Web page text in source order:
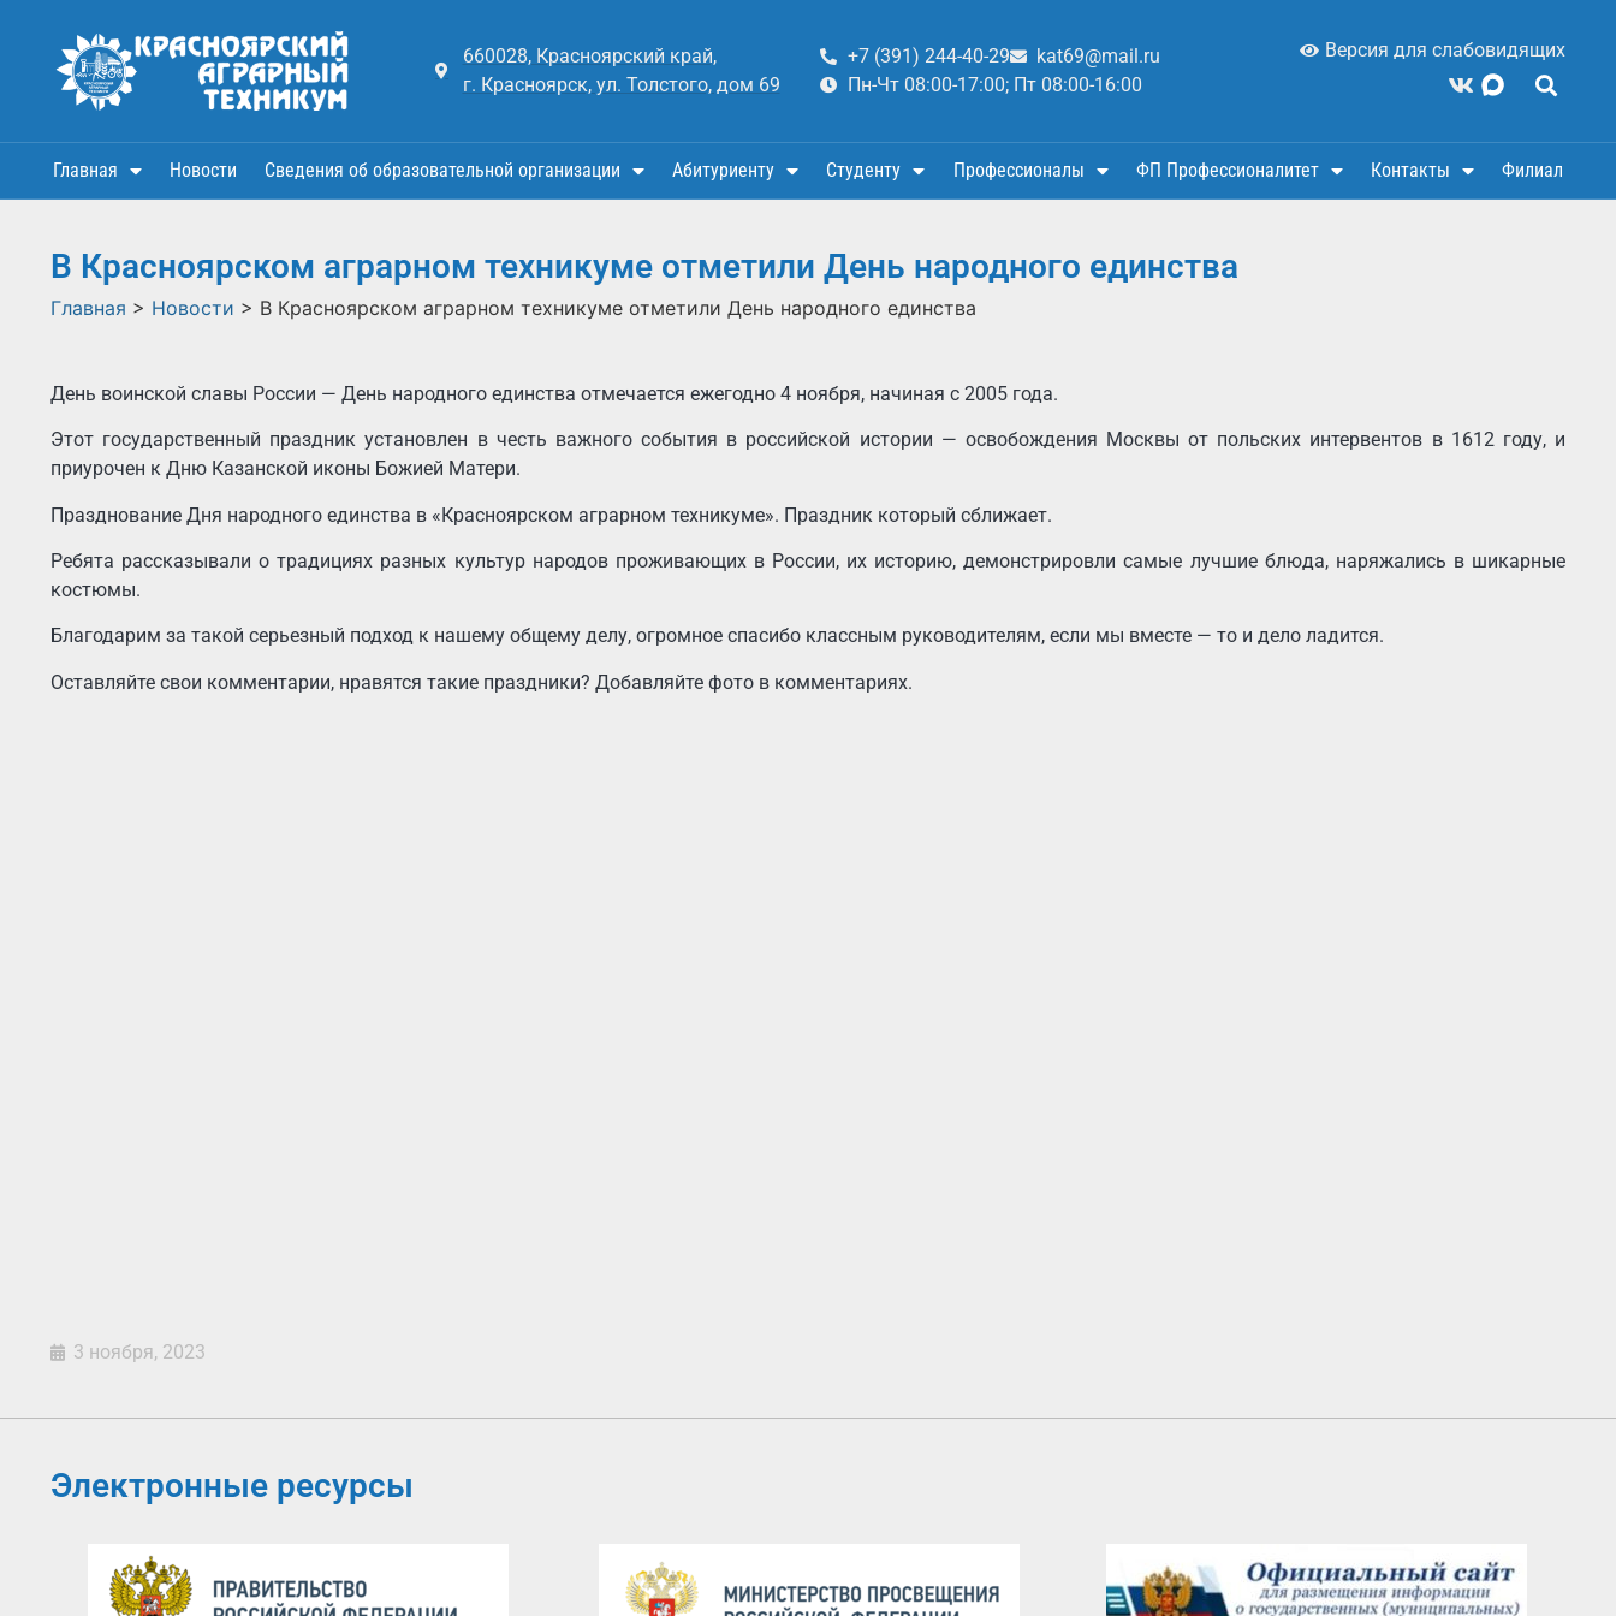
660028, Красноярский край,
г. Красноярск, ул. Толстого, дом 69
+7 (391) 244-40-29
kat69@mail.ru
Пн-Чт 08:00-17:00; Пт 08:00-16:00
Версия для слабовидящих
Главная Новости Сведения об образовательной организации Абитуриенту Студенту Профессионалы ФП Профессионалитет Контакты Филиал
В Красноярском аграрном техникуме отметили День народного единства
Главная > Новости > В Красноярском аграрном техникуме отметили День народного единства
День воинской славы России — День народного единства отмечается ежегодно 4 ноября, начиная с 2005 года.
Этот государственный праздник установлен в честь важного события в российской истории — освобождения Москвы от польских интервентов в 1612 году, и
приурочен к Дню Казанской иконы Божией Матери.
Празднование Дня народного единства в «Красноярском аграрном техникуме». Праздник который сближает.
Ребята рассказывали о традициях разных культур народов проживающих в России, их историю, демонстрировли самые лучшие блюда, наряжались в шикарные
костюмы.
Благодарим за такой серьезный подход к нашему общему делу, огромное спасибо классным руководителям, если мы вместе — то и дело ладится.
Оставляйте свои комментарии, нравятся такие праздники? Добавляйте фото в комментариях.
3 ноября, 2023
Электронные ресурсы